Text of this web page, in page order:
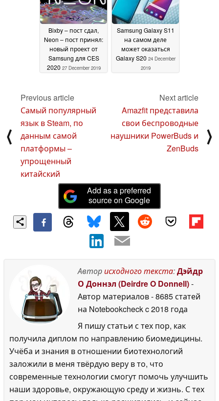
Bixby – пост сдал,
Neon – пост принял:
новый проект от
Samsung для CES
2020 27 December 2019
Samsung Galaxy S11
на самом деле
может оказаться
Galaxy S20 24 December
2019
⟨
Previous article
Самый популярный
язык в Steam, по
данным самой
платформы –
упрощенный
китайский
Next article
Amazfit представила
свои беспроводные
наушники PowerBuds и
ZenBuds
⟩
Add as a preferred
source on Google
Авторисходного текста:Дэйдр
О Доннэл (Deirdre O Donnell)-
Автор материалов- 8685 статей
на Notebookcheckc 2018 года
Я пишу статьи с тех пор, как
получила диплом по направлению биомедицины.
Учёба и знания в отношении биотехнологий
заложили в меня твёрдую веру в то, что
современные технологии смогут помочь улучшить
наши здоровье, окружающую среду и жизнь. С тех